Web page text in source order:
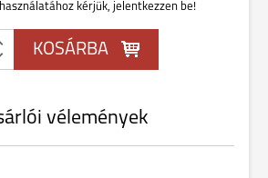
kérjük, jelentkezzen be!
vélemények